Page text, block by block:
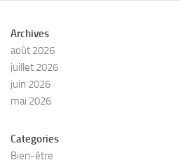
Archives
août 2026
juillet 2026
juin 2026
mai 2026
Categories
Bien-être